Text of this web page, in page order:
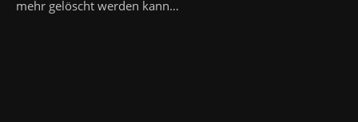
mehr gelöscht werden kann…